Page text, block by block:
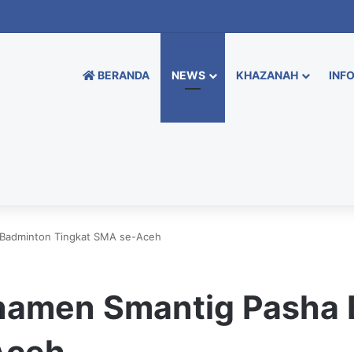
BERANDA NEWS KHAZANAH
Tingkat SMA se-Aceh
Smantig Pasha